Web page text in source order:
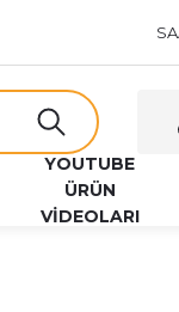
YOUTUBE
ÜRÜN
VİDEOLARI